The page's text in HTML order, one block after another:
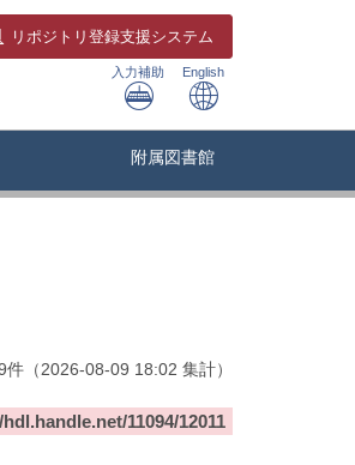
リポジトリ 登録支援システム
入力補助 English
附属図書館
件 （2026-08-09 18:02 集計）
11094/12011